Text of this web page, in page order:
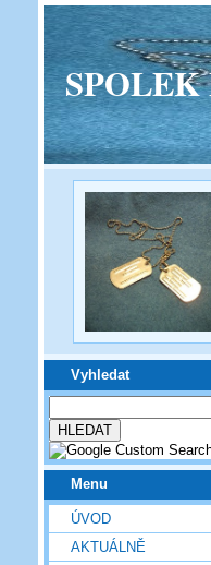
SPOLEK
Vyhledat
Menu
ÚVOD
AKTUÁLNĚ